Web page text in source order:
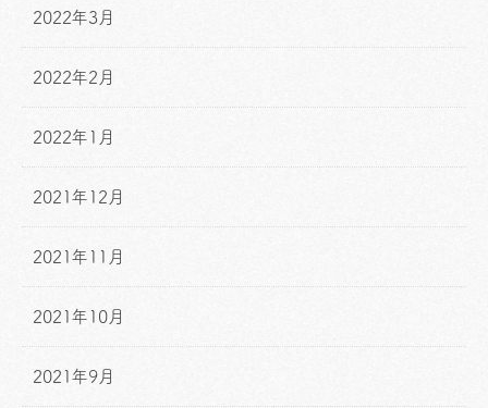
2022年3月
2022年2月
2022年1月
2021年12月
2021年11月
2021年10月
2021年9月